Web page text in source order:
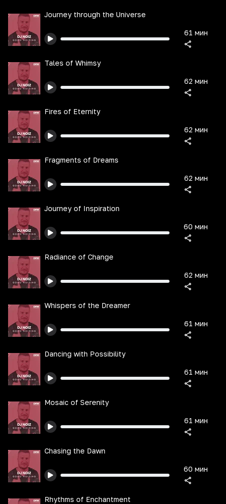
Journey through the Universe
61 мин
Tales of Whimsy
62 мин
Fires of Eternity
62 мин
Fragments of Dreams
62 мин
Journey of Inspiration
60 мин
Radiance of Change
62 мин
Whispers of the Dreamer
61 мин
Dancing with Possibility
61 мин
Mosaic of Serenity
61 мин
Chasing the Dawn
60 мин
Rhythms of Enchantment